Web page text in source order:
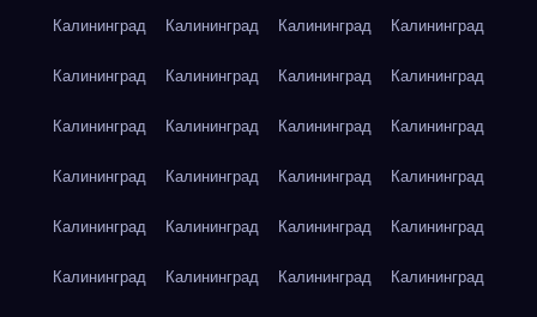
Калининград Калининград Калининград Калининград
Калининград Калининград Калининград Калининград
Калининград Калининград Калининград Калининград
Калининград Калининград Калининград Калининград
Калининград Калининград Калининград Калининград
Калининград Калининград Калининград Калининград